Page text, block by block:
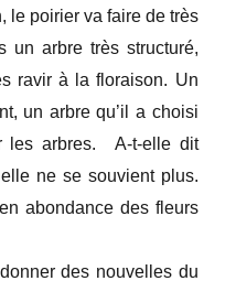
le poirier va faire de très
un arbre très structuré,
ravir à la floraison. Un
un arbre qu’il a choisi
les arbres. A-t-elle dit
ne se souvient plus.
abondance des fleurs
des nouvelles du